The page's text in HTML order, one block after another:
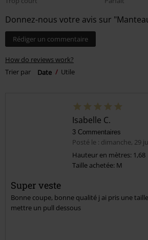
Donnez-nous votre avis sur
Rédiger un commentaire
How do reviews work?
Trier par
Date Utile
Isabelle C.
3 Commentaires
Posté le : dimanche, 29
Hauteur en mètres: 1,68
Taille achetée: M
Super veste
Bonne coupe, bonne qualité j ai pris une
mettre un pull dessous